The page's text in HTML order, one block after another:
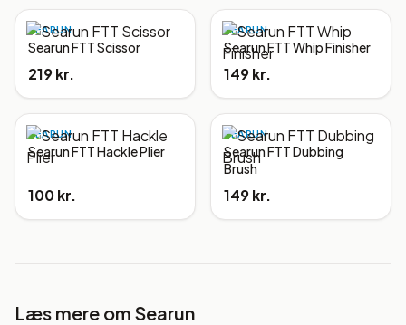
SEARUN
Searun FTT Scissor
219 kr.
SEARUN
Searun FTT Whip Finisher
149 kr.
SEARUN
Searun FTT Hackle Plier
100 kr.
SEARUN
Searun FTT Dubbing
Brush
149 kr.
Læs mere om Searun